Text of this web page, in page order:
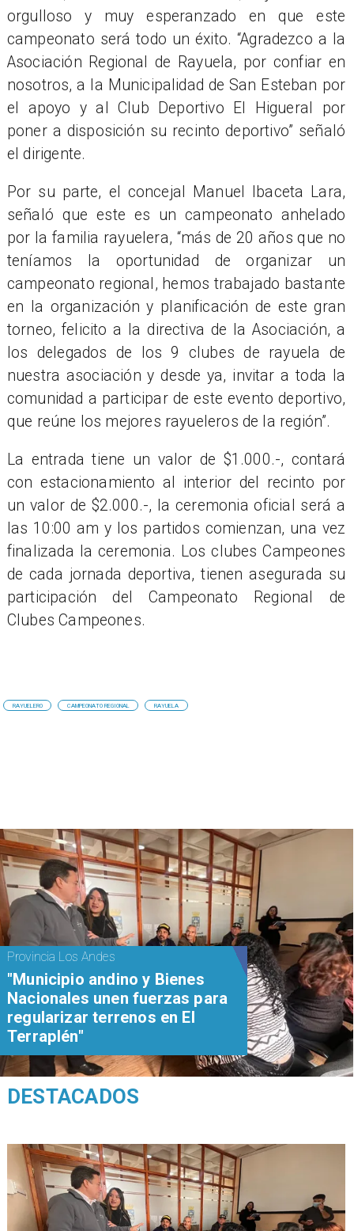
orgulloso y muy esperanzado en que este
campeonato será todo un éxito. “Agradezco a la
Asociación Regional de Rayuela, por confiar en
nosotros, a la Municipalidad de San Esteban por
el apoyo y al Club Deportivo El Higueral por
poner a disposición su recinto deportivo” señaló
el dirigente.
Por su parte, el concejal Manuel Ibaceta Lara,
señaló que este es un campeonato anhelado
por la familia rayuelera, “más de 20 años que no
teníamos la oportunidad de organizar un
campeonato regional, hemos trabajado bastante
en la organización y planificación de este gran
torneo, felicito a la directiva de la Asociación, a
los delegados de los 9 clubes de rayuela de
nuestra asociación y desde ya, invitar a toda la
comunidad a participar de este evento deportivo,
que reúne los mejores rayueleros de la región”.
La entrada tiene un valor de $1.000.-, contará
con estacionamiento al interior del recinto por
un valor de $2.000.-, la ceremonia oficial será a
las 10:00 am y los partidos comienzan, una vez
finalizada la ceremonia. Los clubes Campeones
de cada jornada deportiva, tienen asegurada su
participación del Campeonato Regional de
Clubes Campeones.
RAYUELERO CAMPEONATO REGIONAL RAYUELA
Provincia Los Andes
"Municipio andino y Bienes
Nacionales unen fuerzas para
regularizar terrenos en El
Terraplén"
DESTACADOS